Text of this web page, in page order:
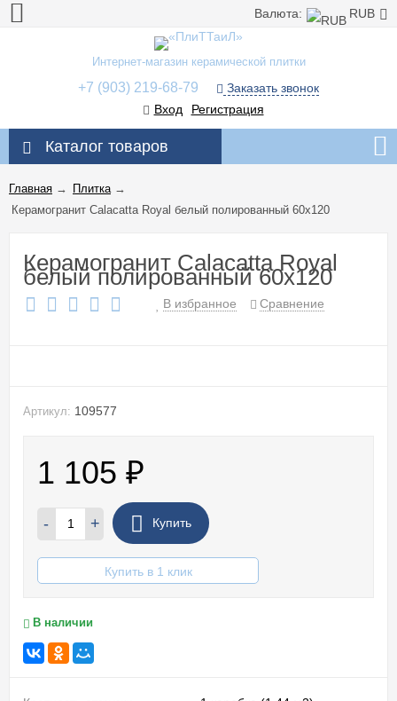
Валюта: RUB
Интернет-магазин керамической плитки
+7 (903) 219-68-79
Заказать звонок
Вход
Регистрация
Каталог товаров
Главная → Плитка→
Керамогранит Calacatta Royal белый полированный 60x120
Керамогранит Calacatta Royal
белый полированный 60x120
В избранное Сравнение
Артикул: 109577
1 105 ₽
- + Купить
Купить в 1 клик
В наличии